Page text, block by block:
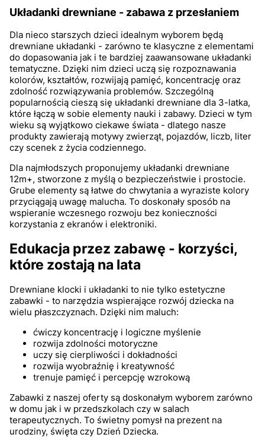
Układanki drewniane - zabawa z przesłaniem
Dla nieco starszych dzieci idealnym wyborem będą
drewniane układanki - zarówno te klasyczne z elementami
do dopasowania jak i te bardziej zaawansowane układanki
tematyczne. Dzięki nim dzieci uczą się rozpoznawania
kolorów, kształtów, rozwijają pamięć, koncentrację oraz
zdolność rozwiązywania problemów. Szczególną
popularnością cieszą się układanki drewniane dla 3-latka,
które łączą w sobie elementy nauki i zabawy. Dzieci w tym
wieku są wyjątkowo ciekawe świata - dlatego nasze
produkty zawierają motywy zwierząt, pojazdów, liczb, liter
czy scenek z życia codziennego.
Dla najmłodszych proponujemy układanki drewniane
12m+, stworzone z myślą o bezpieczeństwie i prostocie.
Grube elementy są łatwe do chwytania a wyraziste kolory
przyciągają uwagę malucha. To doskonały sposób na
wspieranie wczesnego rozwoju bez konieczności
korzystania z ekranów i elektroniki.
Edukacja przez zabawę - korzyści,
które zostają na lata
Drewniane klocki i układanki to nie tylko estetyczne
zabawki - to narzędzia wspierające rozwój dziecka na
wielu płaszczyznach. Dzięki nim maluch:
ćwiczy koncentrację i logiczne myślenie
rozwija zdolności motoryczne
uczy się cierpliwości i dokładności
rozwija wyobraźnię i kreatywność
trenuje pamięć i percepcję wzrokową
Zabawki z naszej oferty są doskonałym wyborem zarówno
w domu jak i w przedszkolach czy w salach
terapeutycznych. To świetny pomysł na prezent na
urodziny, święta czy Dzień Dziecka.